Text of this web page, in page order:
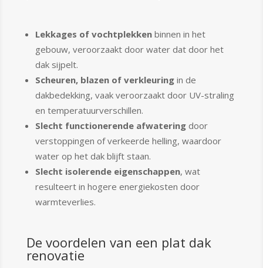
Lekkages of vochtplekkenbinnen in het
gebouw, veroorzaakt door water dat door het
dak sijpelt.
Scheuren, blazen of verkleuringin de
dakbedekking, vaak veroorzaakt door UV-straling
en temperatuurverschillen.
Slecht functionerende afwateringdoor
verstoppingen of verkeerde helling, waardoor
water op het dak blijft staan.
Slecht isolerende eigenschappen, wat
resulteert in hogere energiekosten door
warmteverlies.
De voordelen van een plat dak
renovatie